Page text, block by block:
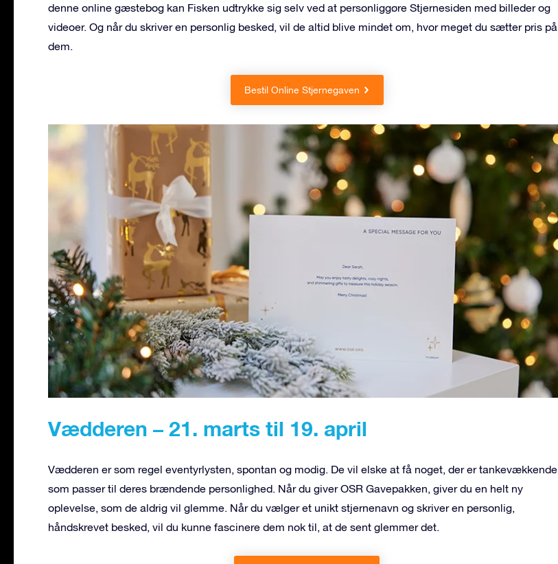
denne online gæstebog kan Fisken udtrykke sig selv ved at personliggøre Stjernesiden med billeder og
videoer. Og når du skriver en personlig besked, vil de altid blive mindet om, hvor meget du sætter pris på
dem.
Bestil Online Stjernegaven
Vædderen – 21. marts til 19. april
Vædderen er som regel eventyrlysten, spontan og modig. De vil elske at få noget, der er tankevækkende,
som passer til deres brændende personlighed. Når du giver OSR Gavepakken, giver du en helt ny
oplevelse, som de aldrig vil glemme. Når du vælger et unikt stjernenavn og skriver en personlig,
håndskrevet besked, vil du kunne fascinere dem nok til, at de sent glemmer det.